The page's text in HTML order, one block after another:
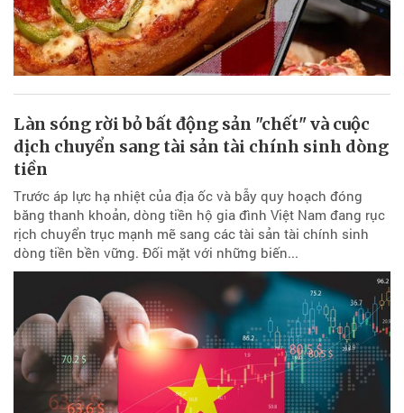
Làn sóng rời bỏ bất động sản "chết" và cuộc
dịch chuyển sang tài sản tài chính sinh dòng
tiền
Trước áp lực hạ nhiệt của địa ốc và bẫy quy hoạch đóng
băng thanh khoản, dòng tiền hộ gia đình Việt Nam đang rục
rịch chuyển trục mạnh mẽ sang các tài sản tài chính sinh
dòng tiền bền vững. Đối mặt với những biến...